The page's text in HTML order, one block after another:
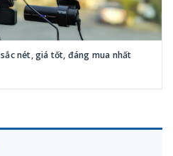
nét, giá tốt, đáng mua nhất